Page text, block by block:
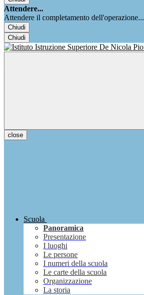
Attendere...
Attendere il completamento dell'operazione...
Chiudi
Chiudi
close
Scuola
Panoramica
Presentazione
I luoghi
Le persone
I numeri della scuola
Le carte della scuola
Organizzazione
La storia